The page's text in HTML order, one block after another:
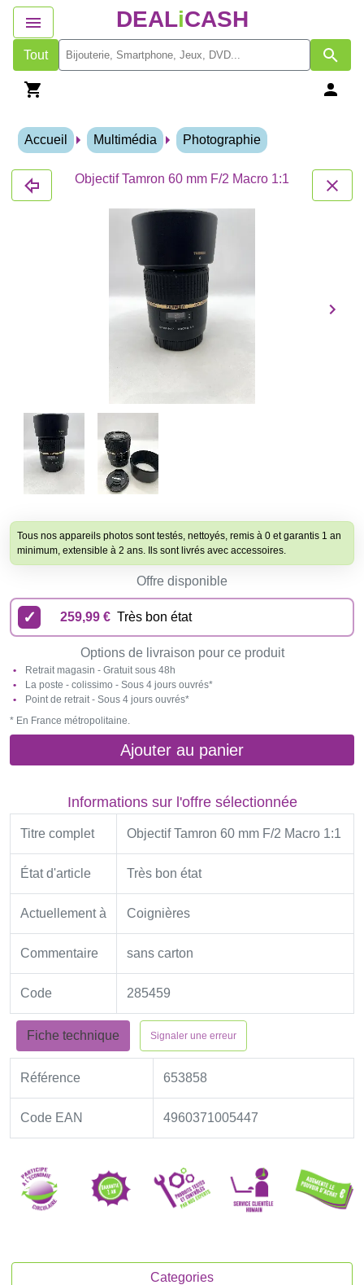
DEALiCASH
Tout
Accueil Multimédia Photographie
Objectif Tamron 60 mm F/2 Macro 1:1
Tous nos appareils photos sont testés, nettoyés, remis à 0 et garantis 1 an
minimum, extensible à 2 ans. Ils sont livrés avec accessoires.
Offre disponible
259,99 € Très bon état
Options de livraison pour ce produit
Retrait magasin - Gratuit sous 48h
La poste - colissimo - Sous 4 jours ouvrés*
Point de retrait - Sous 4 jours ouvrés*
* En France métropolitaine.
Ajouter au panier
Informations sur l'offre sélectionnée
Titre complet Objectif Tamron 60 mm F/2 Macro 1:1
État d'article Très bon état
Actuellement à Coignières
Commentaire sans carton
Code 285459
Fiche technique Signaler une erreur
Référence 653858
Code EAN 4960371005447
Categories